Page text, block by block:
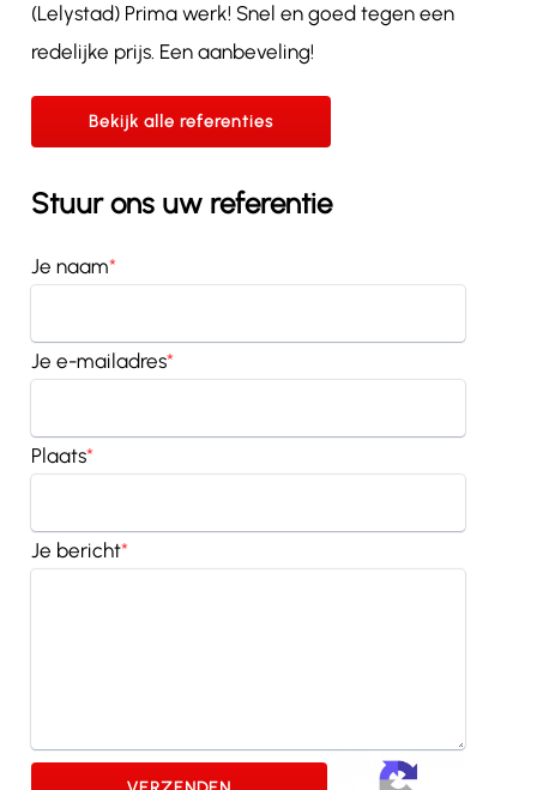
(Lelystad) Prima werk! Snel en goed tegen een
redelijke prijs. Een aanbeveling!
Bekijk alle referenties
Stuur ons uw referentie
Je naam*
Je e-mailadres*
Plaats*
Je bericht*